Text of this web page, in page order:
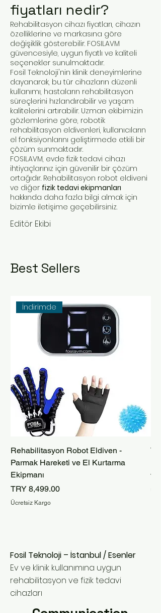
fiyatları nedir?
Rehabilitasyon cihazı fiyatları, cihazın
özelliklerine ve markasına göre
değişiklik gösterebilir. FOSILAVM
güvencesiyle, uygun fiyatlı ve kaliteli
seçenekler sunulmaktadır.
Fosil Teknoloji'nin klinik deneyimlerine
dayanarak, bu tür cihazların düzenli
kullanımı, hastaların rehabilitasyon
süreçlerini hızlandırabilir ve yaşam
kalitelerini artırabilir. Uzman ekibimizin
gözlemlerine göre, robotik
rehabilitasyon eldivenleri, kullanıcıların
el fonksiyonlarını geliştirmede etkili bir
çözüm sunmaktadır.
FOSILAVM, evde fizik tedavi cihazı
ihtiyaçlarınız için güvenilir bir çözüm
ortağıdır. Rehabilitasyon robot eldiveni
ve diğer fizik tedavi ekipmanları
hakkında daha fazla bilgi almak için
bizimle iletişime geçebilirsiniz.
Editör Ekibi
Best Sellers
İndirimde
Rehabilitasyon Robot Eldiven -
Parmak Hareketi ve El Kurtarma
Ekipmanı
Price
TRY 8,499.00
Ücretsiz Kargo
Fosil Teknoloji – İstanbul / Esenler
Ev ve klinik kullanımına uygun
rehabilitasyon ve fizik tedavi
cihazları